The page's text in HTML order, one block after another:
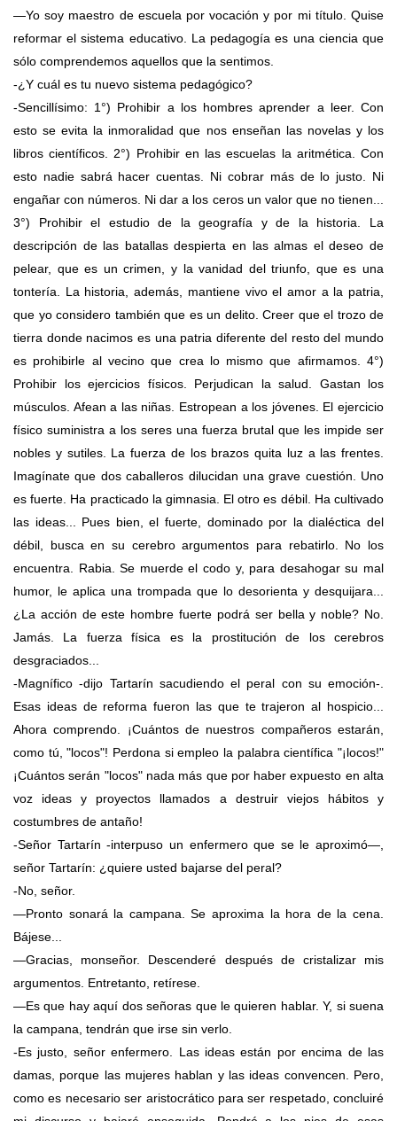
—Yo soy maestro de escuela por vocación y por mi título. Quise
reformar el sistema educativo. La pedagogía es una ciencia que
sólo comprendemos aquellos que la sentimos.
-¿Y cuál es tu nuevo sistema pedagógico?
-Sencillísimo: 1°) Prohibir a los hombres aprender a leer. Con
esto se evita la inmoralidad que nos enseñan las novelas y los
libros científicos. 2°) Prohibir en las escuelas la aritmética. Con
esto nadie sabrá hacer cuentas. Ni cobrar más de lo justo. Ni
engañar con números. Ni dar a los ceros un valor que no tienen...
3°) Prohibir el estudio de la geografía y de la historia. La
descripción de las batallas despierta en las almas el deseo de
pelear, que es un crimen, y la vanidad del triunfo, que es una
tontería. La historia, además, mantiene vivo el amor a la patria,
que yo considero también que es un delito. Creer que el trozo de
tierra donde nacimos es una patria diferente del resto del mundo
es prohibirle al vecino que crea lo mismo que afirmamos. 4°)
Prohibir los ejercicios físicos. Perjudican la salud. Gastan los
músculos. Afean a las niñas. Estropean a los jóvenes. El ejercicio
físico suministra a los seres una fuerza brutal que les impide ser
nobles y sutiles. La fuerza de los brazos quita luz a las frentes.
Imagínate que dos caballeros dilucidan una grave cuestión. Uno
es fuerte. Ha practicado la gimnasia. El otro es débil. Ha cultivado
las ideas... Pues bien, el fuerte, dominado por la dialéctica del
débil, busca en su cerebro argumentos para rebatirlo. No los
encuentra. Rabia. Se muerde el codo y, para desahogar su mal
humor, le aplica una trompada que lo desorienta y desquijara...
¿La acción de este hombre fuerte podrá ser bella y noble? No.
Jamás. La fuerza física es la prostitución de los cerebros
desgraciados...
-Magnífico -dijo Tartarín sacudiendo el peral con su emoción-.
Esas ideas de reforma fueron las que te trajeron al hospicio...
Ahora comprendo. ¡Cuántos de nuestros compañeros estarán,
como tú, "locos"! Perdona si empleo la palabra científica "¡locos!"
¡Cuántos serán "locos" nada más que por haber expuesto en alta
voz ideas y proyectos llamados a destruir viejos hábitos y
costumbres de antaño!
-Señor Tartarín -interpuso un enfermero que se le aproximó—,
señor Tartarín: ¿quiere usted bajarse del peral?
-No, señor.
—Pronto sonará la campana. Se aproxima la hora de la cena.
Bájese...
—Gracias, monseñor. Descenderé después de cristalizar mis
argumentos. Entretanto, retírese.
—Es que hay aquí dos señoras que le quieren hablar. Y, si suena
la campana, tendrán que irse sin verlo.
-Es justo, señor enfermero. Las ideas están por encima de las
damas, porque las mujeres hablan y las ideas convencen. Pero,
como es necesario ser aristocrático para ser respetado, concluiré